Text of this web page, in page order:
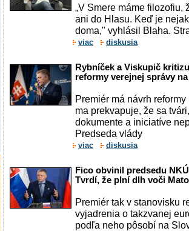
„V Smere máme filozofiu,
ani do Hlasu. Keď je
doma," vyhlásil Blaha.
viac diskusia
Rybníček a Viskupič
reformy verejnej správy
Premiér má návrh
ma prekvapuje, že sa
dokumente a iniciatíve
Predseda vlády
viac diskusia
Fico obvinil predsedu
Tvrdí, že plní dlh voči
Premiér tak v stanovisku
vyjadrenia o takzvanej
podľa neho pôsobí na